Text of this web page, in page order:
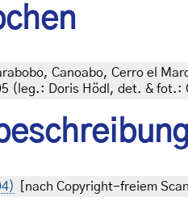
Canoabo, Cerro el
(leg.: Doris Hödl, det. & fot.:
[nach Copyright-freiem